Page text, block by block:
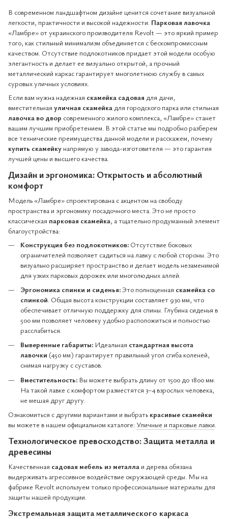
В современном ландшафтном дизайне ценится сочетание визуальной
легкости, практичности и высокой надежности. Парковая лавочка
«Ламбре» от украинского производителя Revolt — это яркий пример
того, как стильный минимализм объединяется с бескомпромиссным
качеством. Отсутствие подлокотников придает этой модели особую
элегантность и делает ее визуально открытой, а прочный
металлический каркас гарантирует многолетнюю службу в самых
суровых уличных условиях.
Если вам нужна надежная скамейка садовая для дачи,
вместительная уличная скамейка для городского парка или стильная
лавочка во двор современного жилого комплекса, «Ламбре» станет
вашим лучшим приобретением. В этой статье мы подробно разберем
все технические преимущества данной модели и расскажем, почему
купить скамейку напрямую у завода-изготовителя — это гарантия
лучшей цены и высшего качества.
Дизайн и эргономика: Открытость и абсолютный
комфорт
Модель «Ламбре» спроектирована с акцентом на свободу
пространства и эргономику посадочного места. Это не просто
классическая парковая скамейка, а тщательно продуманный элемент
благоустройства:
Конструкция без подлокотников: Отсутствие боковых
ограничителей позволяет садиться на лавку с любой стороны. Это
визуально расширяет пространство и делает модель незаменимой
для узких парковых дорожек или многолюдных аллей.
Эргономика спинки и сиденья:Это полноценная скамейка со
спинкой. Общая высота конструкции составляет 930 мм, что
обеспечивает отличную поддержку для спины. Глубина сиденья в
500 мм позволяет человеку удобно расположиться и полностью
расслабиться.
Выверенные габариты: Идеальная стандартная высота
лавочки (450 мм) гарантирует правильный угол сгиба коленей,
снимая нагрузку с суставов.
Вместительность: Вы можете выбрать длину от 1500 до 1800 мм.
На такой лавке с комфортом разместятся 3–4 взрослых человека,
не мешая друг другу.
Ознакомиться с другими вариантами и выбрать красивые скамейки
вы можете в нашем официальном каталоге: Уличные и парковые лавки.
Технологическое превосходство: Защита металла и
древесины
Качественная садовая мебель из металла и дерева обязана
выдерживать агрессивное воздействие окружающей среды. Мы на
фабрике Revolt используем только профессиональные материалы для
защиты нашей продукции.
Экстремальная защита металлического каркаса